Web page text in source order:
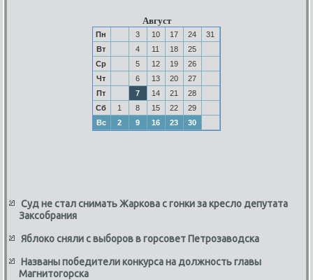
Август
Пн 3 10 17 24
31
Вт
4 11 18
25
Ср
5 12 19
26
Чт
6 13 20
27
Пт
7 14 21
28
Сб
1 8 15 22
29
Вс
2 9 16 23 30
Суд не стал снимать Жаркова с гонки за кресло депутата
Заксобрания
Яблоко сняли с выборов в горсовет Петрозаводска
Названы победители конкурса на должность главы
Магнитогорска